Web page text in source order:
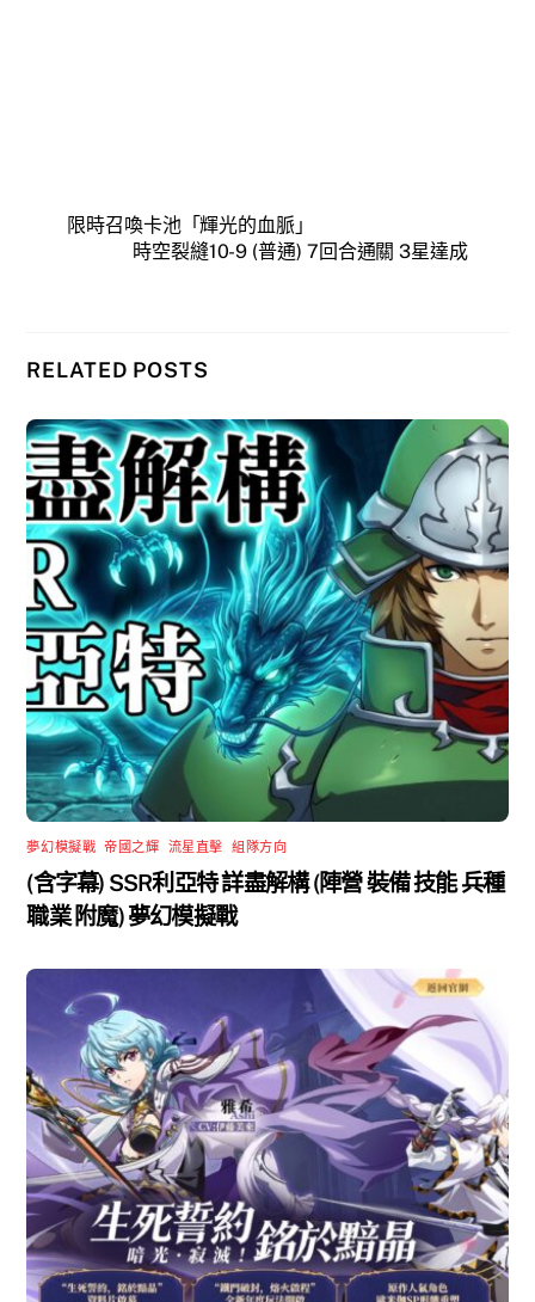
限時召喚卡池「輝光的血脈」
時空裂縫10-9 (普通) 7回合通關 3星達成
RELATED POSTS
夢幻模擬戰 ,帝國之輝 流星直擊 ,組隊方向
(含字幕) SSR利亞特 詳盡解構 (陣營 裝備 技能 兵種
職業 附魔) 夢幻模擬戰